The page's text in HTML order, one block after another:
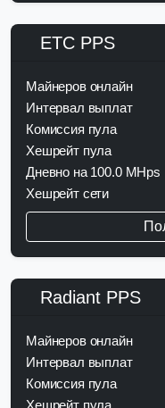
ETC PPS
Майнеров онлайн
Интервал выплат
Комиссия пула
Хешрейт пула
Дневно на 100.0 MHps
Хешрейт сети
Radiant PPS
Майнеров онлайн
Интервал выплат
Комиссия пула
Хешрейт пула